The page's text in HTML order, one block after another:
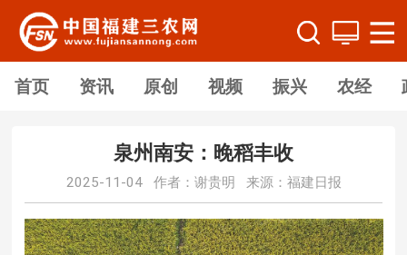
首页 资讯 原创 视频 振兴 农经
泉州南安：晚稻丰收
2025-11-04 作者：谢贵明 来源：福建日报